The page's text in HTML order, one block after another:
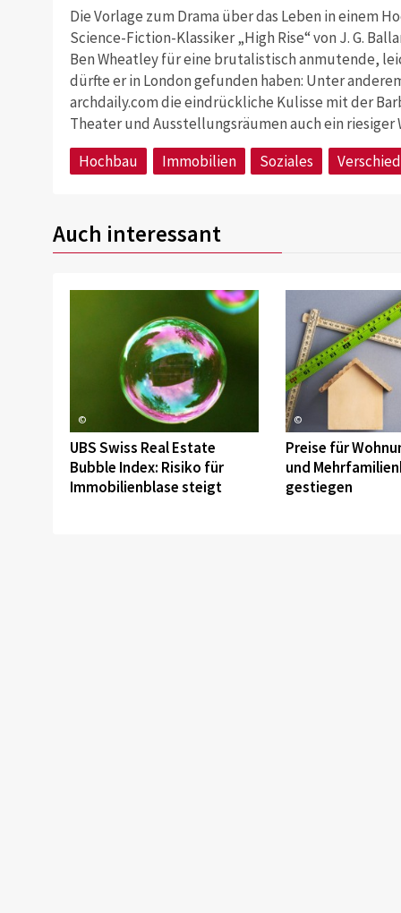
Die Vorlage zum Drama über das Leben in einem
Science-Fiction-Klassiker „High Rise“ von J. G.
Ben Wheatley für eine brutalistisch anmutende,
dürfte er in London gefunden haben: Unter
archdaily.com die eindrückliche Kulisse mit der
Theater und Ausstellungsräumen auch ein
Hochbau
Immobilien Soziales
Auch interessant
©
UBS Swiss Real Estate
Bubble Index: Risiko für
Immobilienblase steigt
©
Preise für
und
gestiegen